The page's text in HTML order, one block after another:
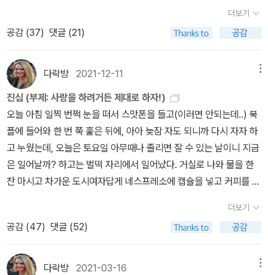
져 번번이 실패한다. 조금씩 자신의 오랜 상처를 상대에게 드러내면
서 오해도 하고 싸우기도 하는데 그 모든 과정은 일곱 번째 파도를 향
해 점점 상승한다. 경고 하나 할게요. 모든 에미를 염두에 두시는 게
좋을 거예요. 삶이라는 게 저 바깥세상에서 어떤 장난을 치는지, 이 안
에 그 삶이 어느 정도나 반영되는지, 그걸 누가 알겠어요? 40그러던
어느 날 에미의 남편이 두 사람이 주고받은 메일을 보게 되어 둘 사이
는 새로운 국면을 맞이한다. 남편은 에미가 모르게 레오에게 의외의
제안을 한다. 그 제안은 두 사람에게 어떤 결과를 가져다주었을까?
궁금하신 분들은 직접 읽어보시길. 말을 한다는 것도 글을 쓴다는 것
들은 직감적으로 아는 것 같다. 자신을 이해해 주는 단 한 사람을 만나
는 것이 기적이라는 사실을. 소설이라는 세계는 얼마나 신비롭고도
는 조금씩 바뀌어 있다.일곱번째 파도는 조심해야 해요. 일곱번째 파
안되고나서 헤이즐과 조쉬는 술을 마시기로 한다. 술을 제법 많이 마
셨다. 술 마시는 동안 자신들의 과거 연애 얘기도 하고 껄껄 웃으며 이
제 다 마셨다 나가자, 했는데 바깥에 비가 쏟아지가 아이고야, 이래가
지고 어떻게 집에 간담? 엄브렐러 없었던 그들은 더 가까운 헤이즐의
집으로 뛰어간다. 물론 뛰어갔어도 홀딱 젖은 꼴을 면하지 못해 둘은
쇼부를 친다. 일단 조쉬가 샤워를 하면서 젖은 옷을 내놓으면 헤이즐
은 그걸 건조기에 넣고 돌리고 조쉬가 입을만한 옷을 주기로 했던 것.
그러다 옷 다마르고 입고 가면 되는거였는데, 헤이즐이 술을 조쉬보
다 더 많이 마셨고, 내가 그러니까 술집 나가기 전부터 내내 걱정했는
데, 술집 나오기 전에 화장실을 들르지도 않았던거라... 하아- 그리하
여 조쉬가 샤워하는 마당에 아아아아아 헤이즐은 쉬가 마렵습니다...
걸 알린 뒤, 얼른 오줌 싸고 나오자고 생각을 한다. 후딱 싸고 나오자,
어차피 조쉬 샤워중이니까. 이래가지고 얼른 변기 위에 앉아서 오줌
을 싸는데, 아니 너무 마렵다가 싸면 이렇게 막 groan 하게 되잖아
있었다. 나도 그 자리에 있었는데, 그 자리에서 나는 그가 내일 캠핑을
가서 하루 자고 올 것이라는 걸 알게 됐다. 나는 내일 다시 비행기를
가. 내가 내일 한국으로 돌아가면 여기에 다시 오게 될지도 알 수 없고
온다면 언제 올지도 알 수 없는데, 오늘이 그를 만나 이야기를 나눌 마
지막이 될 수도 있는데, 그런데 이렇게 보지 못하고 돌아가야 하는건
가. 나는 초조해졌다. 그와 나 사이에는 문이 있었다. 나는 문 밖에 있
었고 그는 문 안에 있었다. 문을 열고 들어가는 일은 너무 큰 용기가
필요했다. 그것은 나에게나 용기이지 상대에겐 실례일 수도 있었다.
그러므로 나는 문을 두드릴 수도 열 수도 없었다. 그러나 그가 문을 열
고 나온다면 우리는 어쩌면 마지막이 될지도 모를 오늘을 이야기로
우연. 그것만이 우리를 잠깐의 만남으로 혹은 대화로 이끌어줄 수 있
을 것이었다. 그러나 우연에도 의지는 필요했다. 우리가 우연히 마주
치는 순간을 위해서는 문 안의 그가 문을 열고 나오고자 하는 그의 의
지가 필요했다. 그 의지는 그러나 내가 어쩔 수 있는 것이 아니었다.
되었고, 바보처럼 일단 원서를 주문했다. 번역본은 이북으로 사자.. 나
는 어제 이 영화를 다시 보았다. 네이버 굿다운로더로 천원 조금 넘고
넷플릭스에서는 그냥 볼 수 있다.'에마'와 '덱스터'는 대학졸업식날 아
는 사이가 된다. 인기남이었던 덱스터를 에마는 몰래 흠모하고 있었
지만 덱스터는 에마의 존재를 몰랐다. 어쨌든 대학졸업식날 이케저케
아는사이가 되고 섹스할 뻔한 사이가 되기도 하지만 그들은 그냥 친
구를 하기로 한다. 덱스터는 집이 엄청 돈이 많고 잘생기고 인기도 많
고 그래서 삶이 그렇게 어렵지 않다. 하고 싶은 일들에 대해서 부모님
의 지지가 가능한거다. 반면 에마는 런던으로 넘어가서 멕시코음식
집에서 종업원을 하며 내가 이러려고 여기온 건 아닌데, 그런데 이게
내 현재 직업이고 이것밖에 하는 일이 없으니 이 길로 나아가야 하지
않나 고민한다. 덱스터는 방송국 피디가 되고 싶었지만 아주 지저분
한 심야 토크쇼의 사회자가 된다. 그는 인기가 더 많아지고 어딜가나
고 그러면서 그는 에마와 우정을 나눈다. 일하는 틈틈이 자신에게 어
떤 일이 생기거나 외롭고 누군가 필요하면 항상 에마를 찾는다. 이런
더보기
공감 (37) 댓글 (21)
다락방 2021-12-11
진심 (부제: 사랑을 하려거든 제대로 하자!)
오늘 아침 일찍 번쩍 눈을 떠서 스맛폰을 들고(이러면 안되는데..) 북
플에 들어와 한 번 쭉 훑은 뒤에, 아아 늦잠 자도 되니까 다시 자자 하
고 누웠는데, 오늘은 토요일 아무때나 졸리면 잘 수 있는 날이니 지금
은 일어날까? 하고는 벌떡 자리에서 일어났다. 거실로 나와 물을 한
잔 마시고 차가운 도시여자답게 네스프레소에 캡슐을 넣고 커피를 내
길 기다리며 책장이 있는 나의 서재방으로 갔는데, 아아, 언제나 보이
는 그 풍경을 물론 오늘도 어김없이 또 보게 된다.아아.. 심각하구먼..
이걸 도대체 어쩌면 좋을까.뚫어져라 바라보다가, 나는 주저 앉아 책
장을 하나 주문한다. 어떤 책장을 주문할까 고민하진 않았다. 기존에
더보기
공감 (47) 댓글 (52)
다락방 2021-03-16